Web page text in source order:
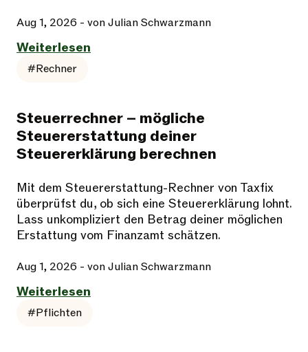
Aug 1, 2026 - von Julian Schwarzmann
Weiterlesen
#Rechner
Steuerrechner – mögliche
Steuererstattung deiner
Steuererklärung berechnen
Mit dem Steuererstattung-Rechner von Taxfix
überprüfst du, ob sich eine Steuererklärung lohnt.
Lass unkompliziert den Betrag deiner möglichen
Erstattung vom Finanzamt schätzen.
Aug 1, 2026 - von Julian Schwarzmann
Weiterlesen
#Pflichten